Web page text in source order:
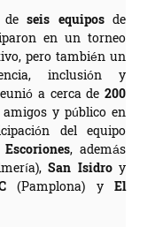
deseis equiposde
en un torneo
pero también un
inclusión y
a cerca de 200
y público en
del equipo
, además
San Isidroy
(Pamplona) yEl